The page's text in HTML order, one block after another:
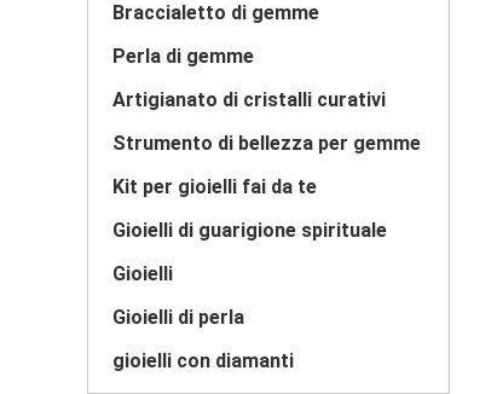
Braccialetto di gemme
Perla di gemme
Artigianato di cristalli curativi
Strumento di bellezza per gemme
Kit per gioielli fai da te
Gioielli di guarigione spirituale
Gioielli
Gioielli di perla
gioielli con diamanti